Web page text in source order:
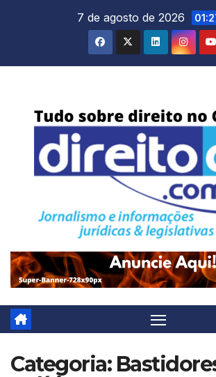
7 de agosto de 2026
Categoria: